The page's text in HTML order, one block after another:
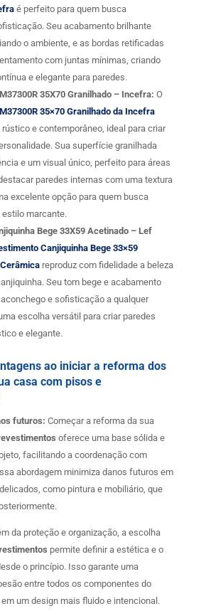
é perfeito para quem busca
Seu acabamento brilhante
o ambiente, e as bordas retificadas
com juntas mínimas, criando
e elegante para paredes.
35X70 Granilhado – Incefra: O
35×70 Granilhado da Incefra
e contemporâneo, ideal para criar
Sua superfície granilhada
e um visual único, perfeito para áreas
paredes internas com uma textura
excelente opção para quem busca
estilo marcante.
Bege 33X59 Acetinado – Lef
Canjiquinha Bege 33×59
reproduz com fidelidade a beleza
Seu tom bege e acabamento
e sofisticação a qualquer
escolha versátil para criar paredes
e elegante.
ao iniciar a reforma dos
casa com pisos e
futuros: Começar a reforma da sua
oferece uma base sólida e
facilitando a coordenação com
abordagem minimiza danos futuros em
como pintura e mobiliário, que
da proteção e organização, a escolha
permite definir a estética e o
o princípio. Isso garante uma
entre todos os componentes do
um design mais fluido e intencional.